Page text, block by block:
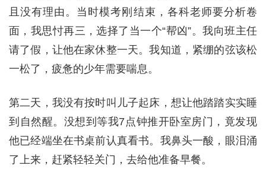
且没有理由。当时模考刚结束，各科老师要分析卷
面，我思忖再三，选择了当一个“帮凶”。我向班主任
请了假，让他在家休整一天。我知道，紧绷的弦该松
一松了，疲惫的少年需要喘息。
第二天，我没有按时叫儿子起床，想让他踏踏实实睡
到自然醒。没想到等我7点钟推开卧室房门，竟发现
他已经端坐在书桌前认真看书。我鼻头一酸，眼泪涌
了上来，赶紧轻轻关门，去给他准备早餐。